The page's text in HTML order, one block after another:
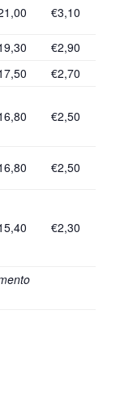
€3,10
€2,90
€2,70
€2,50
€2,50
€2,30